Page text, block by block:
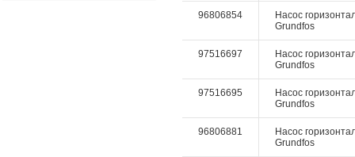
96806854
Насос
Grundfos
97516697
Насос
Grundfos
97516695
Насос
Grundfos
96806881
Насос
Grundfos